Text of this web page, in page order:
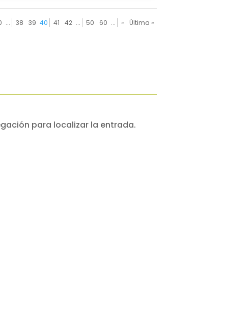
... 38 39 40 41 42 ... 50 60 ... » Última »
para localizar la entrada.